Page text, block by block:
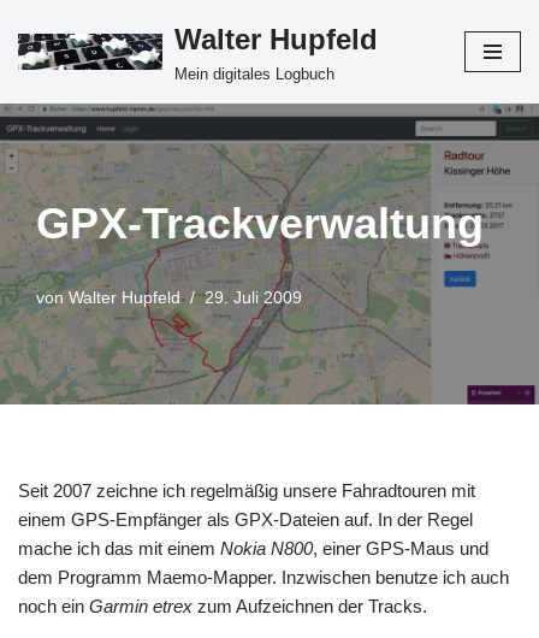
Zum
springen
Walter Hupfeld
Mein digitales Logbuch
GPX-Trackverwaltung
von Walter Hupfeld 29. Juli 2009
Seit 2007 zeichne ich regelmäßig unsere Fahradtouren mit
einem GPS-Empfänger als GPX-Dateien auf. In der Regel
mache ich das mit einem Nokia N800, einer GPS-Maus und
dem Programm Maemo-Mapper. Inzwischen benutze ich auch
noch ein Garmin etrex zum Aufzeichnen der Tracks.